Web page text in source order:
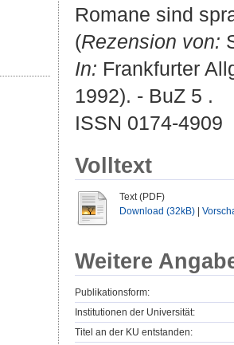
Romane sind
(Rezension von:
In: Frankfurter
1992). - BuZ 5 .
ISSN 0174-4909
Volltext
Text (PDF)
Download (32kB)
Weitere
Publikationsform:
Institutionen der Universität:
Titel an der KU entstanden: